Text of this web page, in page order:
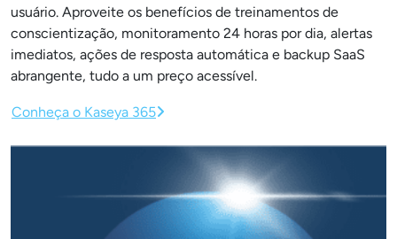
usuário. Aproveite os benefícios de treinamentos de
conscientização, monitoramento 24 horas por dia, alertas
imediatos, ações de resposta automática e backup SaaS
abrangente, tudo a um preço acessível.
Conheça o Kaseya 365